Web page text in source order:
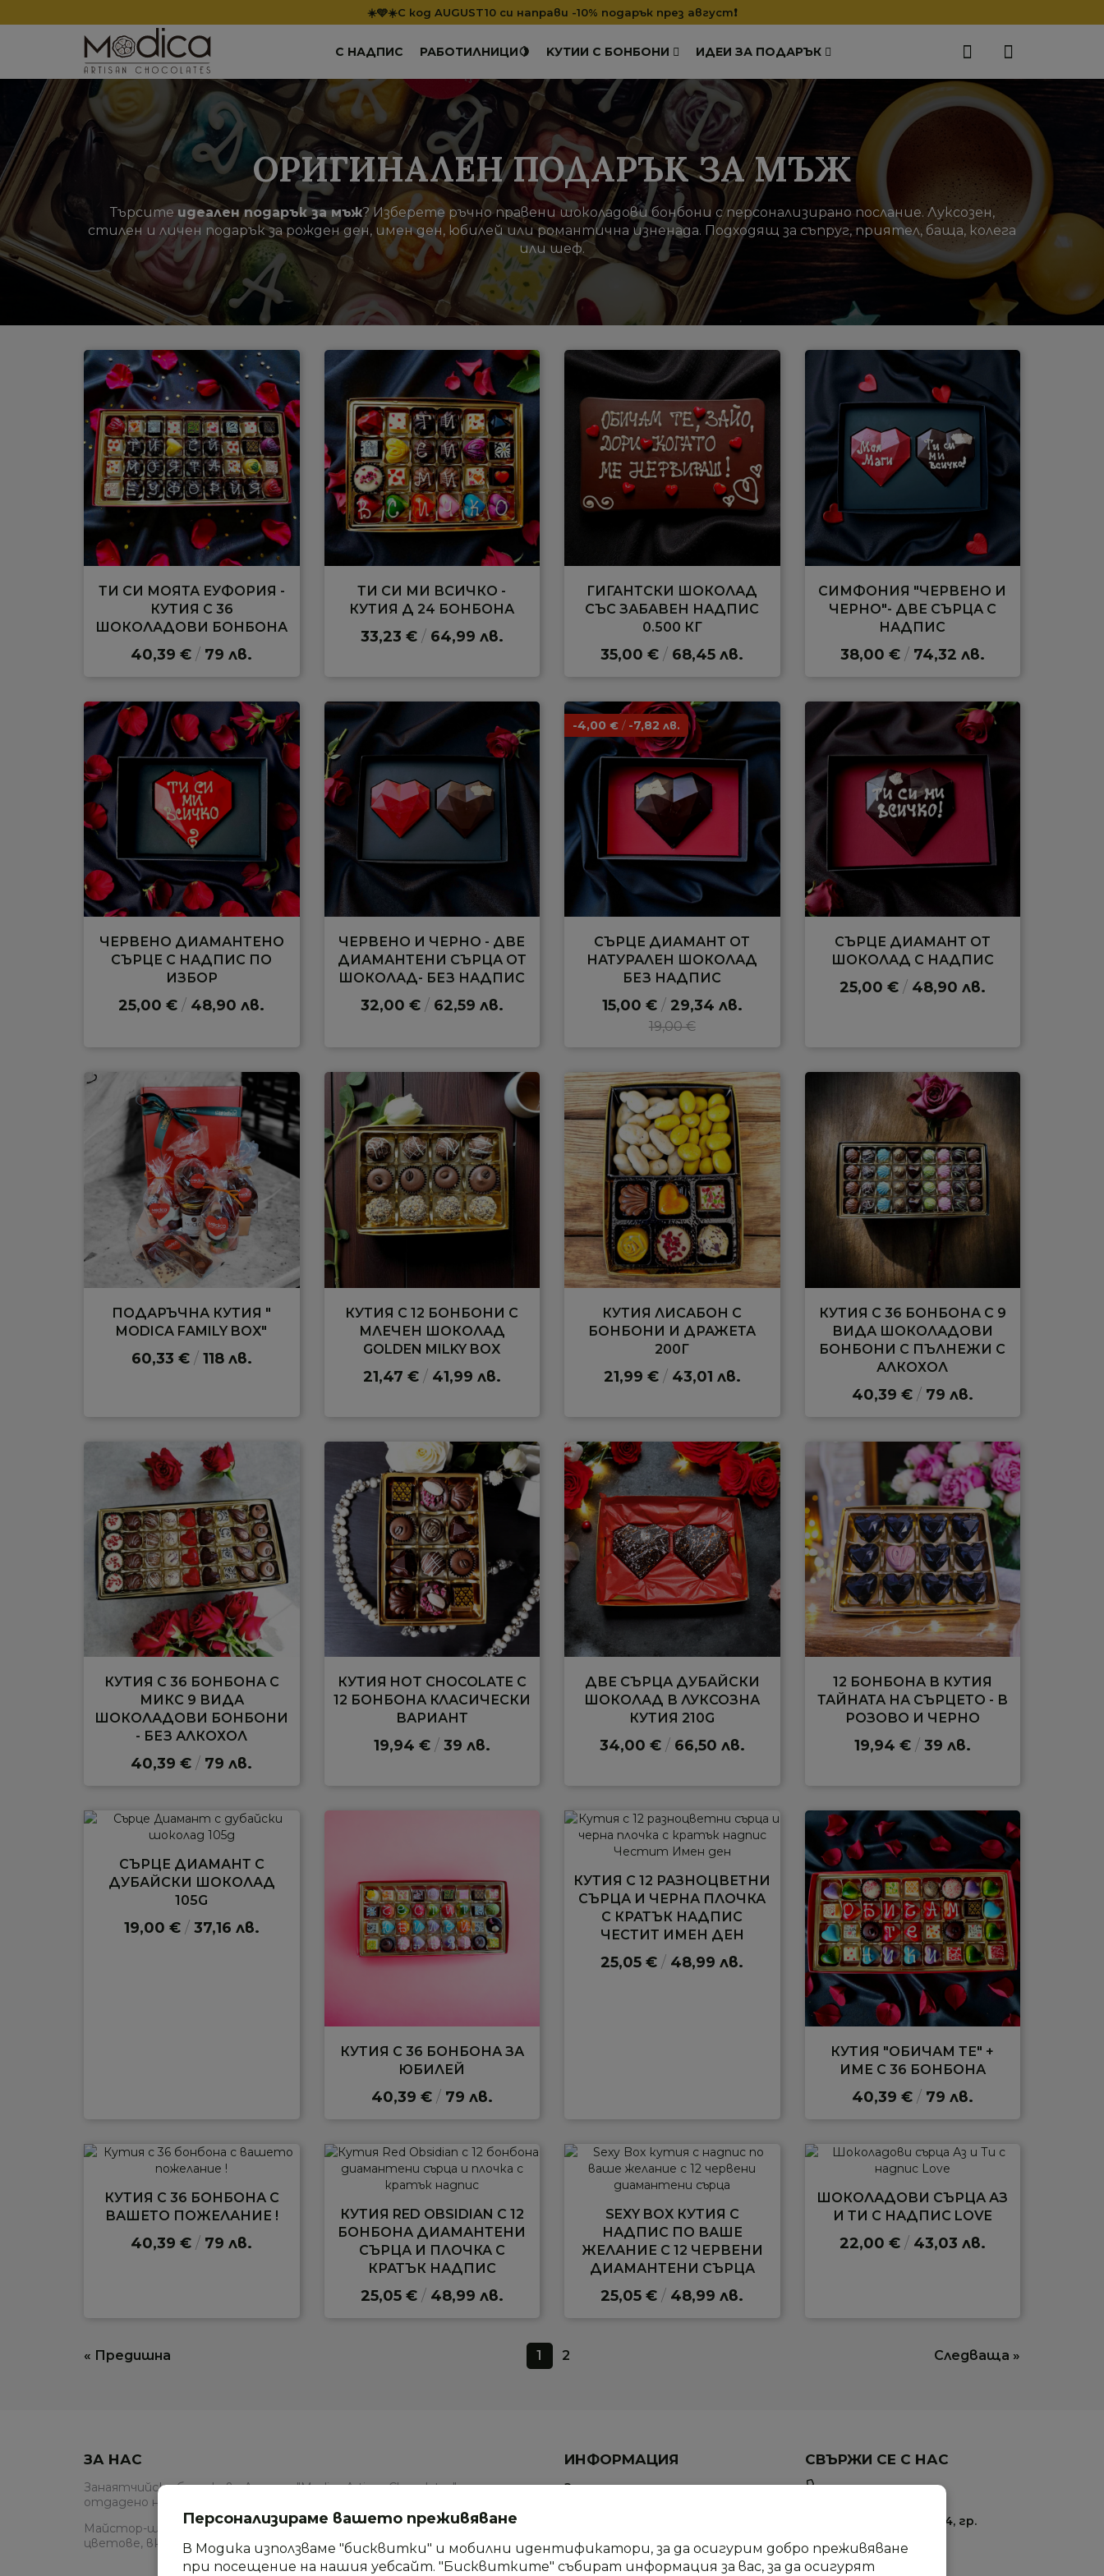
☀️🩵☀️С код AUGUST10 си направи -10% подарък през август❗
С НАДПИС РАБОТИЛНИЦИ🍋 KУТИИ С БОНБОНИ ИДЕИ ЗА ПОДАРЪК
ОРИГИНАЛЕН ПОДАРЪК ЗА МЪЖ
Търсите идеален подарък за мъж? Изберете ръчно правени шоколадови бонбони с персонализирано послание. Луксозен,
стилен и личен подарък за рожден ден, имен ден, юбилей или романтична изненада. Подходящ за съпруг, приятел, баща, колега
или шеф.
ТИ СИ МОЯТА ЕУФОРИЯ -
КУТИЯ С 36
ШОКОЛАДОВИ БОНБОНА
40,39 €/ 79 лв.
ТИ СИ МИ ВСИЧКО -
КУТИЯ Д 24 БОНБОНА
33,23 € /64,99 лв.
ГИГАНТСКИ ШОКОЛАД
СЪС ЗАБАВЕН НАДПИС
0.500 КГ
35,00 €/ 68,45 лв.
СИМФОНИЯ "ЧЕРВЕНО И
ЧЕРНО"- ДВЕ СЪРЦА С
НАДПИС
38,00 € /74,32 лв.
ЧЕРВЕНО ДИАМАНТЕНО
СЪРЦЕ С НАДПИС ПО
ИЗБОР
25,00 €/ 48,90 лв.
ЧЕРВЕНО И ЧЕРНО - ДВЕ
ДИАМАНТЕНИ СЪРЦА ОТ
ШОКОЛАД- БЕЗ НАДПИС
32,00 € /62,59 лв.
-4,00 € /-7,82 лв.
СЪРЦЕ ДИАМАНТ ОТ
НАТУРАЛЕН ШОКОЛАД
БЕЗ НАДПИС
15,00 € /29,34 лв.
19,00 €
СЪРЦЕ ДИАМАНТ ОТ
ШОКОЛАД С НАДПИС
25,00 € /48,90 лв.
ПОДАРЪЧНА КУТИЯ "
MODICA FAMILY BOX"
60,33 € /118 лв.
КУТИЯ С 12 БОНБОНИ С
МЛЕЧЕН ШОКОЛАД
GOLDEN MILKY BOX
21,47 € /41,99 лв.
КУТИЯ ЛИСАБОН С
БОНБОНИ И ДРАЖЕТА
200Г
21,99 € /43,01 лв.
КУТИЯ С 36 БОНБОНА С 9
ВИДА ШОКОЛАДОВИ
БОНБОНИ С ПЪЛНЕЖИ С
АЛКОХОЛ
40,39 € /79 лв.
КУТИЯ С 36 БОНБОНА С
МИКС 9 ВИДА
ШОКОЛАДОВИ БОНБОНИ
- БЕЗ АЛКОХОЛ
40,39 €/ 79 лв.
КУТИЯ HOT CHOCOLATE С
12 БОНБОНА КЛАСИЧЕСКИ
ВАРИАНТ
19,94 € /39 лв.
ДВЕ СЪРЦА ДУБАЙСКИ
ШОКОЛАД В ЛУКСОЗНА
КУТИЯ 210G
34,00 € /66,50 лв.
12 БОНБОНА В КУТИЯ
ТАЙНАТА НА СЪРЦЕТО - В
РОЗОВО И ЧЕРНО
19,94 € /39 лв.
СЪРЦЕ ДИАМАНТ С
ДУБАЙСКИ ШОКОЛАД
105G
19,00 € /37,16 лв.
КУТИЯ С 36 БОНБОНА ЗА
ЮБИЛЕЙ
40,39 € /79 лв.
КУТИЯ С 12 РАЗНОЦВЕТНИ
СЪРЦА И ЧЕРНА ПЛОЧКА
С КРАТЪК НАДПИС
ЧЕСТИТ ИМЕН ДЕН
25,05 €/ 48,99 лв.
КУТИЯ "ОБИЧАМ ТЕ" +
ИМЕ С 36 БОНБОНА
40,39 € /79 лв.
КУТИЯ С 36 БОНБОНА С
ВАШЕТО ПОЖЕЛАНИЕ !
40,39 €/ 79 лв.
КУТИЯ RED OBSIDIAN С 12
БОНБОНА ДИАМАНТЕНИ
СЪРЦА И ПЛОЧКА С
КРАТЪК НАДПИС
25,05 € /48,99 лв.
SEXY BOX КУТИЯ С
НАДПИС ПО ВАШЕ
ЖЕЛАНИЕ С 12 ЧЕРВЕНИ
ДИАМАНТЕНИ СЪРЦА
25,05 €/ 48,99 лв.
ШОКОЛАДОВИ СЪРЦА АЗ
И ТИ С НАДПИС LOVE
22,00 € /43,03 лв.
« Предишна 1 2 Следваща »
ЗА НАС
Занаятчийско бутиково Ателие "Modica Artisan Chocolates" е място,
отдадено на шоколада във всички негови превъплъщения и форми.
Майстор-шоколатиер Гергана Мутафис и екип ви канят в оазис на
цветове, вкусове, красив дизайн и изтънчено изпитание на сетивата.
ИНФОРМАЦИЯ
За нас
Доставка и плащане
Често Задавани Въпроси
СВЪРЖИ СЕ С НАС
ул. Промишлена 24, гр.
info@modica.bg
Персонализираме вашето преживяване
В Модика използваме "бисквитки" и мобилни идентификатори, за да осигурим добро преживяване
при посещение на нашия уебсайт. "Бисквитките" събират информация за вас, за да осигурят